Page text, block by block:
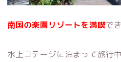
南国の楽園リゾートを満喫で
水上コテージに泊まって旅行